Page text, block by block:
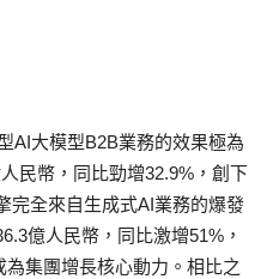
AI大模型B2B業務的效果極為
民幣，同比勁增32.9%，創下
完全來自生成式AI業務的爆發
億人民幣，同比激增51%，
集團增長核心動力。相比之